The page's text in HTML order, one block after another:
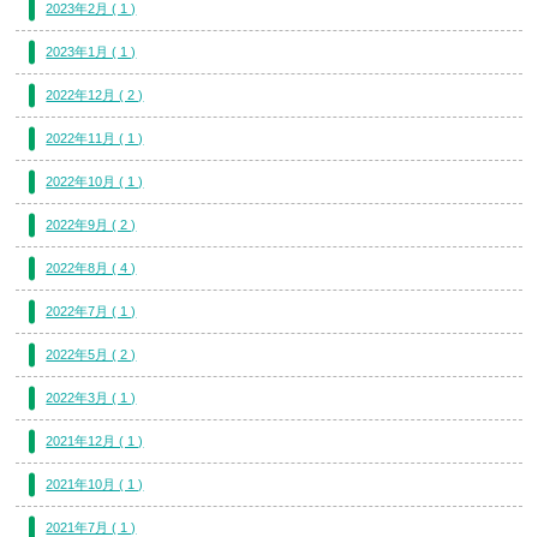
2023年2月 ( 1 )
2023年1月 ( 1 )
2022年12月 ( 2 )
2022年11月 ( 1 )
2022年10月 ( 1 )
2022年9月 ( 2 )
2022年8月 ( 4 )
2022年7月 ( 1 )
2022年5月 ( 2 )
2022年3月 ( 1 )
2021年12月 ( 1 )
2021年10月 ( 1 )
2021年7月 ( 1 )